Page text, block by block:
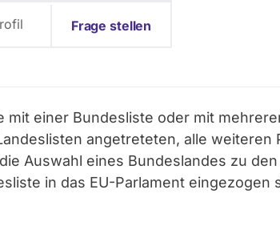
Frage stellen
einer Bundesliste oder mit
angetreteten, alle
Auswahl eines Bundeslandes zu
in das EU-Parlament eingezogen